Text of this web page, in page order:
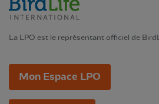
La LPO est le représentant officiel de
Mon Espace LPO